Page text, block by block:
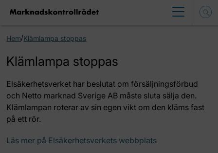
Hem/Klämlampa stoppas
Klämlampa stoppas
Elsäkerhetsverket har beslutat om försäljningsförbud
och Netto marknad Sverige AB måste sluta sälja den.
Klämlampan roterar av sin egen vikt om den kläms fast
på ett rör.
Läs mer på Elsäkerhetsverkets webbplats